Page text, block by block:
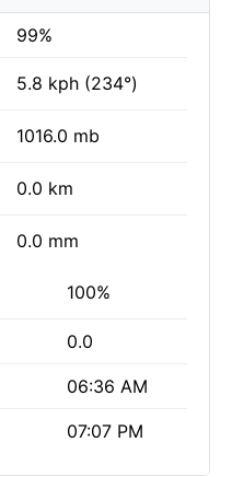
99%
5.8 kph (234°)
1016.0 mb
0.0 km
0.0 mm
100%
0.0
06:36 AM
07:07 PM